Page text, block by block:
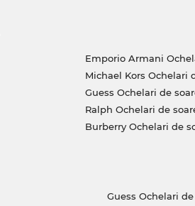
Emporio Armani
Michael Kors Ochelari
Guess Ochelari de
Ralph Ochelari de
Burberry Ochelari de
Guess Ochelari